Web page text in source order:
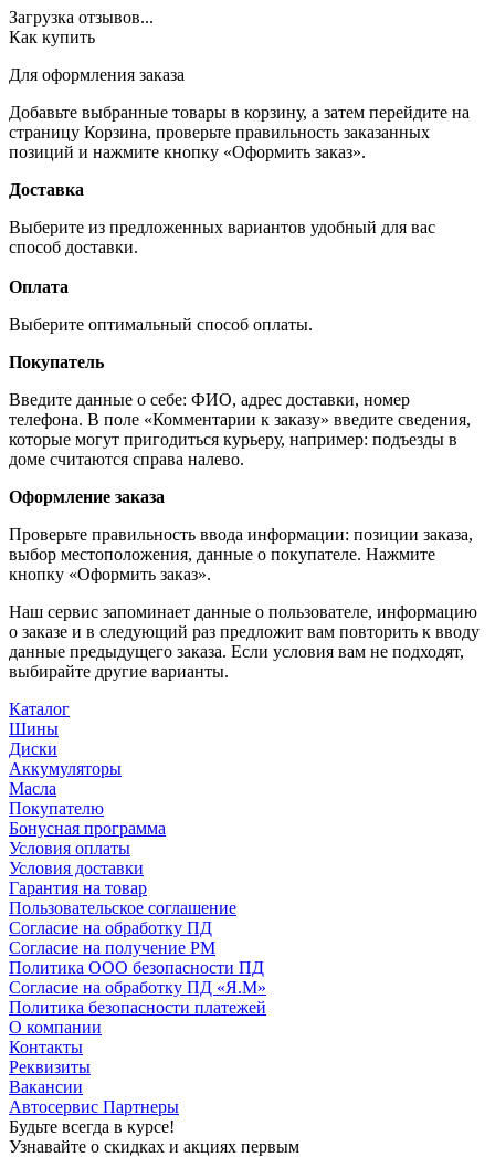
Загрузка отзывов...
Как купить
Для оформления заказа
Добавьте выбранные товары в корзину, а затем перейдите на
страницу Корзина, проверьте правильность заказанных
позиций и нажмите кнопку «Оформить заказ».
Доставка
Выберите из предложенных вариантов удобный для вас
способ доставки.
Оплата
Выберите оптимальный способ оплаты.
Покупатель
Введите данные о себе: ФИО, адрес доставки, номер
телефона. В поле «Комментарии к заказу» введите сведения,
которые могут пригодиться курьеру, например: подъезды в
доме считаются справа налево.
Оформление заказа
Проверьте правильность ввода информации: позиции заказа,
выбор местоположения, данные о покупателе. Нажмите
кнопку «Оформить заказ».
Наш сервис запоминает данные о пользователе, информацию
о заказе и в следующий раз предложит вам повторить к вводу
данные предыдущего заказа. Если условия вам не подходят,
выбирайте другие варианты.
Каталог
Шины
Диски
Аккумуляторы
Масла
Покупателю
Бонусная программа
Условия оплаты
Условия доставки
Гарантия на товар
Пользовательское соглашение
Согласие на обработку ПД
Согласие на получение РМ
Политика ООО безопасности ПД
Согласие на обработку ПД «Я.М»
Политика безопасности платежей
О компании
Контакты
Реквизиты
Вакансии
Автосервис Партнеры
Будьте всегда в курсе!
Узнавайте о скидках и акциях первым